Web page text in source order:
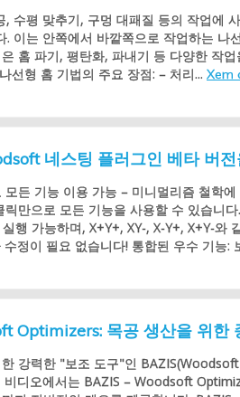
수평 맞추기, 구멍 대패질 등의 작업에
. 이는 안쪽에서 바깥쪽으로 작업하는 나
홈 파기, 평탄화, 파내기 등 다양한 작
선형 홈 기법의 주요 장점: – 처리... Xem
네스팅 플러그인 베타 버
모든 기능 이용 가능 – 미니멀리즘 철학
만으로 모든 기능을 사용할 수 있습니
행 가능하며, X+Y+, XY-, X-Y+, X+Y-와
정이 필요 없습니다! 통합된 우수 기능:
Optimizers: 목공 생산을 위한
강력한 "보조 도구"인
비디오에서는 BAZIS – Woodsoft